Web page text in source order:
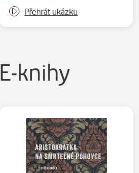
Přehrát ukázku
E-knihy